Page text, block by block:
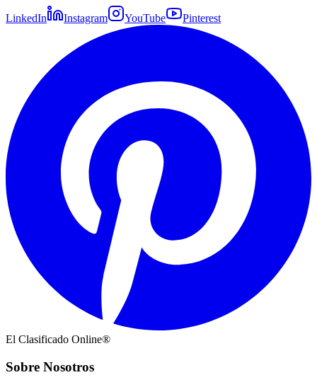
LinkedIn Instagram YouTube Pinterest
El Clasificado Online®
Sobre Nosotros